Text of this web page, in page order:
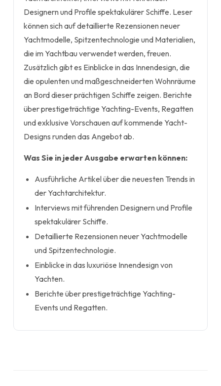
Designern und Profile spektakulärer Schiffe. Leser
können sich auf detaillierte Rezensionen neuer
Yachtmodelle, Spitzentechnologie und Materialien,
die im Yachtbau verwendet werden, freuen.
Zusätzlich gibt es Einblicke in das Innendesign, die
die opulenten und maßgeschneiderten Wohnräume
an Bord dieser prächtigen Schiffe zeigen. Berichte
über prestigeträchtige Yachting-Events, Regatten
und exklusive Vorschauen auf kommende Yacht-
Designs runden das Angebot ab.
Was Sie in jeder Ausgabe erwarten können:
Ausführliche Artikel über die neuesten Trends in
der Yachtarchitektur.
Interviews mit führenden Designern und Profile
spektakulärer Schiffe.
Detaillierte Rezensionen neuer Yachtmodelle
und Spitzentechnologie.
Einblicke in das luxuriöse Innendesign von
Yachten.
Berichte über prestigeträchtige Yachting-
Events und Regatten.